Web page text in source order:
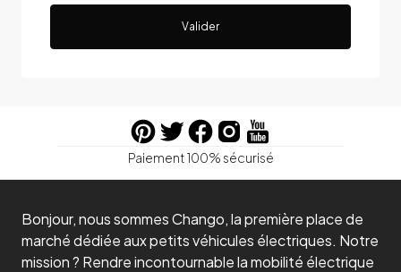
Valider
Paiement 100% sécurisé
Bonjour, nous sommes Chango, la première place de
marché dédiée aux petits véhicules électriques. Notre
mission ? Rendre incontournable la mobilité électrique